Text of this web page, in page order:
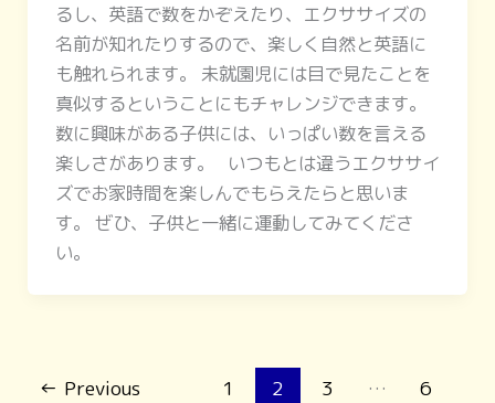
るし、英語で数をかぞえたり、エクササイズの
名前が知れたりするので、楽しく自然と英語に
も触れられます。 未就園児には目で見たことを
真似するということにもチャレンジできます。
数に興味がある子供には、いっぱい数を言える
楽しさがあります。 いつもとは違うエクササイ
ズでお家時間を楽しんでもらえたらと思いま
す。 ぜひ、子供と一緒に運動してみてくださ
い。
← Previous 1 2 3 …
6